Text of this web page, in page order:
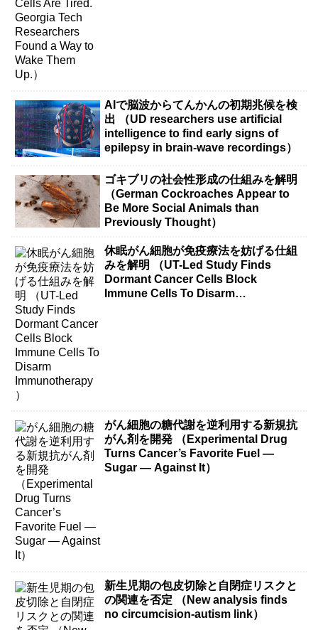
AIで脳波からてんかんの初期兆候を検
出 （UD researchers use artificial
intelligence to find early signs of
epilepsy in brain-wave recordings）
ゴキブリの社会性形成の仕組みを解明
（German Cockroaches Appear to
Be More Social Animals than
Previously Thought）
休眠がん細胞が免疫療法を妨げる仕組
みを解明 （UT-Led Study Finds
Dormant Cancer Cells Block
Immune Cells To Disarm
がん細胞の糖代謝を逆利用する新規抗
がん剤を開発 （Experimental Drug
Turns Cancer’s Favorite Fuel —
Sugar — Against It）
新生児期の包皮切除と自閉症リスクと
の関連を否定 （New analysis finds
no circumcision-autism link）